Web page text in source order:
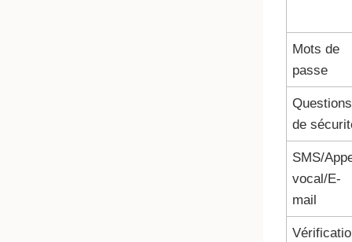
Mots de
passe
Questions
de
SMS/
vocal/E-
mail